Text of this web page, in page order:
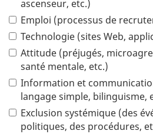
ascenseur, etc.)
Emploi (processus de
Technologie (sites Web,
Attitude (préjugés,
santé mentale, etc.)
Information et
langage simple, bilinguisme,
Exclusion systémique (des
politiques, des procédures,